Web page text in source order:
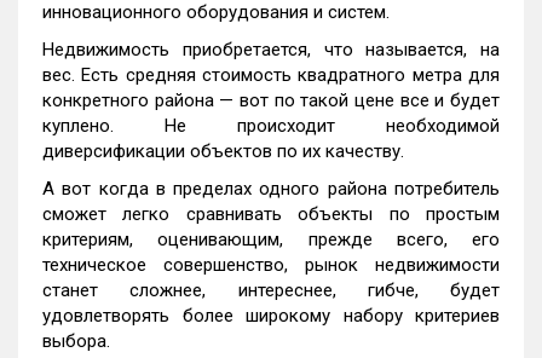
инновационного оборудования и систем.
Недвижимость приобретается, что называется, на
вес. Есть средняя стоимость квадратного метра для
конкретного района — вот по такой цене все и будет
куплено. Не происходит необходимой
диверсификации объектов по их качеству.
А вот когда в пределах одного района потребитель
сможет легко сравнивать объекты по простым
критериям, оценивающим, прежде всего, его
техническое совершенство, рынок недвижимости
станет сложнее, интереснее, гибче, будет
удовлетворять более широкому набору критериев
выбора.